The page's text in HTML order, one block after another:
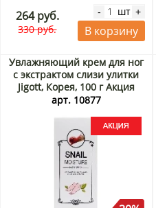
264 руб.
330 руб.
- шт +
В корзину
Увлажняющий крем для ног
с экстрактом слизи улитки
Jigott, Корея, 100 г Акция
арт. 10877